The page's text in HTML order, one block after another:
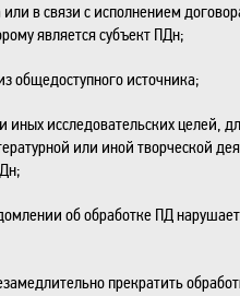
в связи с исполнением
является субъект ПДн;
общедоступного источника;
иных исследовательских целей,
или иной творческой
об обработке ПД
прекратить